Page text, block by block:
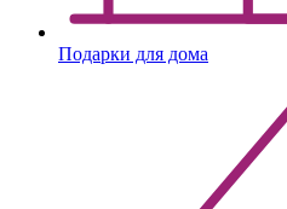
Подарки для дома